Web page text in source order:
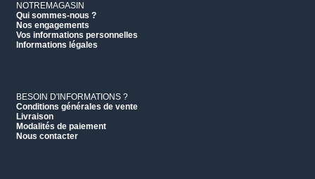
NOTREMAGASIN
Qui sommes-nous ?
Nos engagements
Vos informations personnelles
Informations légales
BESOIN D'INFORMATIONS ?
Conditions générales de vente
Livraison
Modalités de paiement
Nous contacter